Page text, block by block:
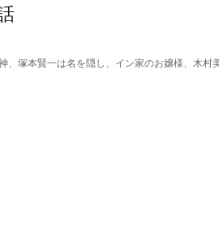
、塚本賢一は名を隠し、イン家のお嬢様、木